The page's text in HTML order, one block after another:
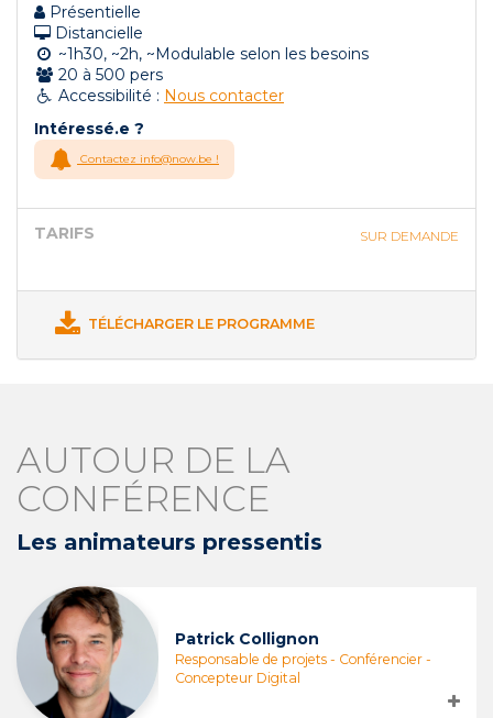
Présentielle
Distancielle
~1h30, ~2h, ~Modulable selon les besoins
20 à 500 pers
Accessibilité : Nous contacter
Intéressé.e ?
Contactez info@now.be !
TARIFS SUR DEMANDE
TÉLÉCHARGER LE PROGRAMME
AUTOUR DE LA
CONFÉRENCE
Les animateurs pressentis
Patrick Collignon
Responsable de projets - Conférencier -
Concepteur Digital